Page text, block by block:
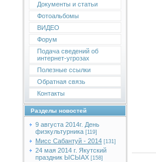
Документы и статьи
Фотоальбомы
ВИДЕО
Форум
Подача сведений об
интернет-угрозах
Полезные ссылки
Обратная связь
Контакты
Разделы новостей
9 августа 2014г. День
физкультурника [119]
Мисс Сабантуй - 2014 [131]
24 мая 2014 г. Якутский
праздник ЫСЫАХ [158]